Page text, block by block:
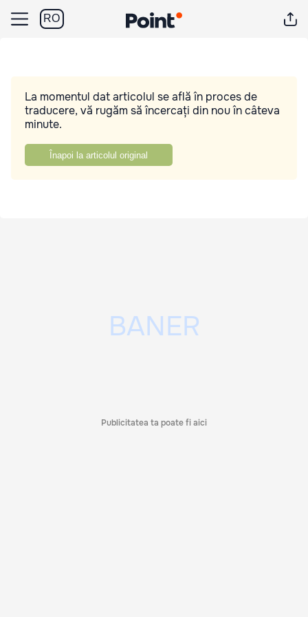
RO
La momentul dat articolul se află în proces de
traducere, vă rugăm să încercați din nou în câteva
minute.
Înapoi la articolul original
Publicitatea ta poate fi aici